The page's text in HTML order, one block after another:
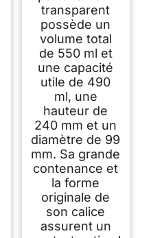
transparent
possède un
volume total
de 550 ml et
une capacité
utile de 490
ml, une
hauteur de
240 mm et un
diamètre de 99
mm. Sa grande
contenance et
la forme
originale de
son calice
assurent un